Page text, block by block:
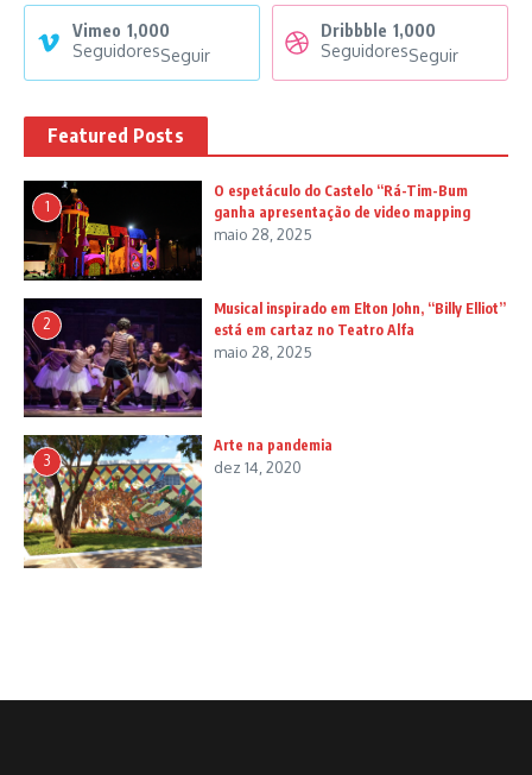
Vimeo 1,000
SeguidoresSeguir
Dribbble 1,000
SeguidoresSeguir
Featured Posts
1
O espetáculo do Castelo “Rá-Tim-Bum
ganha apresentação de video mapping
maio 28, 2025
2
Musical inspirado em Elton John, “Billy Elliot”
está em cartaz no Teatro Alfa
maio 28, 2025
3
Arte na pandemia
dez 14, 2020